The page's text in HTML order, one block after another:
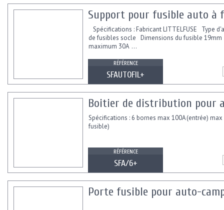
Support pour fusible auto à
Spécifications : Fabricant LITTELFUSE Type
de fusibles socle Dimensions du fusible
maximum 30A ...
RÉFÉRENCE
SFAUTOFIL+
Boitier de distribution pour
Spécifications : 6 bornes max 100A (entrée) max
fusible)
RÉFÉRENCE
SFA/6+
Porte fusible pour auto-